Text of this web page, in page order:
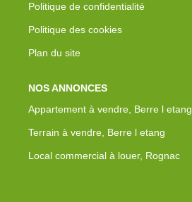
Politique de confidentialité
Politique des cookies
Plan du site
NOS ANNONCES
Appartement à vendre, Berre l etang
Terrain à vendre, Berre l etang
Local commercial à louer, Rognac